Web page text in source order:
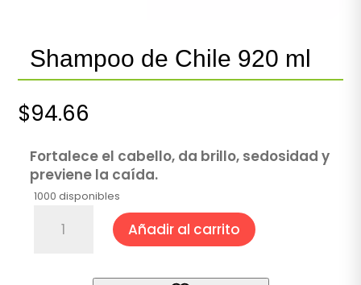
Shampoo de Chile 920 ml
$94.66
Fortalece el cabello, da brillo, sedosidad y
previene la caída.
1000 disponibles
Añadir al carrito